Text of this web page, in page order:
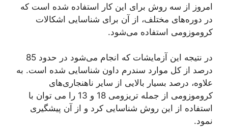
امروز از سه روش برای این کار استفاده شده است که
در دوره‌های مختلف، از آن برای شناسایی اشکالات
کروموزومی استفاده می‌شود.
در نتیجه این آزمایشات که انجام می‌شود در حدود 85
درصد از کل موارد سندرم داون شناسایی شده است. به
علاوه، درصد بسیار بالایی از سایر ناهنجاری‌های
کروموزومی از جمله تریزومی 18 و 13 را می توان با
استفاده از این روش شناسایی کرد و از آن پیشگیری
نمود.